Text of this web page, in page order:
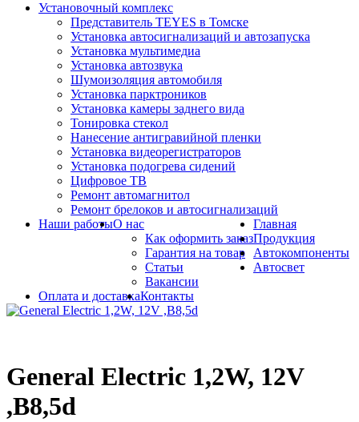
Установочный комплекс
Представитель TEYES в Томске
Установка автосигнализаций и автозапуска
Установка мультимедиа
Установка автозвука
Шумоизоляция автомобиля
Установка парктроников
Установка камеры заднего вида
Тонировка стекол
Нанесение антигравийной пленки
Установка видеорегистраторов
Установка подогрева сидений
Цифровое ТВ
Ремонт автомагнитол
Ремонт брелоков и автосигнализаций
Наши работыО нас
Как оформить заказ
Гарантия на товар
Статьи
Вакансии
Оплата и доставкаКонтакты
Главная
Продукция
Автокомпоненты
Автосвет
General Electric 1,2W, 12V
,B8,5d